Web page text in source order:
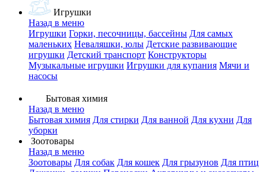
Игрушки
Назад в меню
Игрушки Горки, песочницы, бассейны Для самых
маленьких Неваляшки, юлы Детские развивающие
игрушки Детский транспорт Конструкторы
Музыкальные игрушки Игрушки для купания Мячи и
насосы
Бытовая химия
Назад в меню
Бытовая химия Для стирки Для ванной Для кухни Для
уборки
Зоотовары
Назад в меню
Зоотовары Для собак Для кошек Для грызунов Для птиц